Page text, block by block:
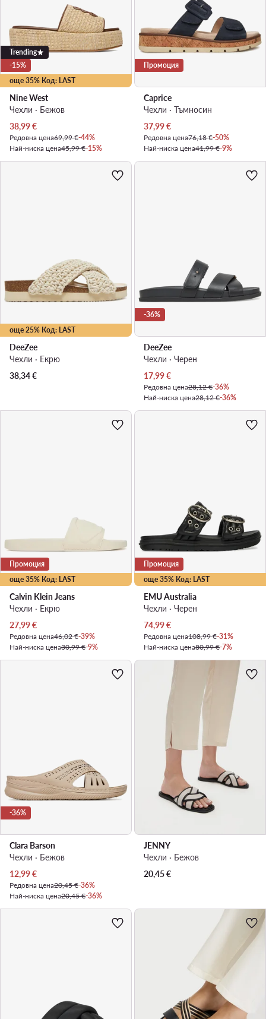
още 35% Код: LAST
Trending
-15%
Nine West
Чехли · Бежов
Актуална цена
38,99€
Редовна цена69,99 €-44%
Най-ниска цена45,99 €-15%
Промоция
Caprice
Чехли · Тъмносин
Актуална цена
37,99€
Редовна цена76,18 €-50%
Най-ниска цена41,99 €-9%
още 25% Код: LAST
DeeZee
Чехли · Екрю
38,34€
-36%
DeeZee
Чехли · Черен
Актуална цена
17,99€
Редовна цена28,12 €-36%
Най-ниска цена28,12 €-36%
още 35% Код: LAST
Промоция
Calvin Klein Jeans
Чехли · Екрю
Актуална цена
27,99€
Редовна цена46,02 €-39%
Най-ниска цена30,99 €-9%
още 35% Код: LAST
Промоция
EMU Australia
Чехли · Черен
Актуална цена
74,99€
Редовна цена108,99 €-31%
Най-ниска цена80,99 €-7%
-36%
Clara Barson
Чехли · Бежов
Актуална цена
12,99€
Редовна цена20,45 €-36%
Най-ниска цена20,45 €-36%
JENNY
Чехли · Бежов
20,45€